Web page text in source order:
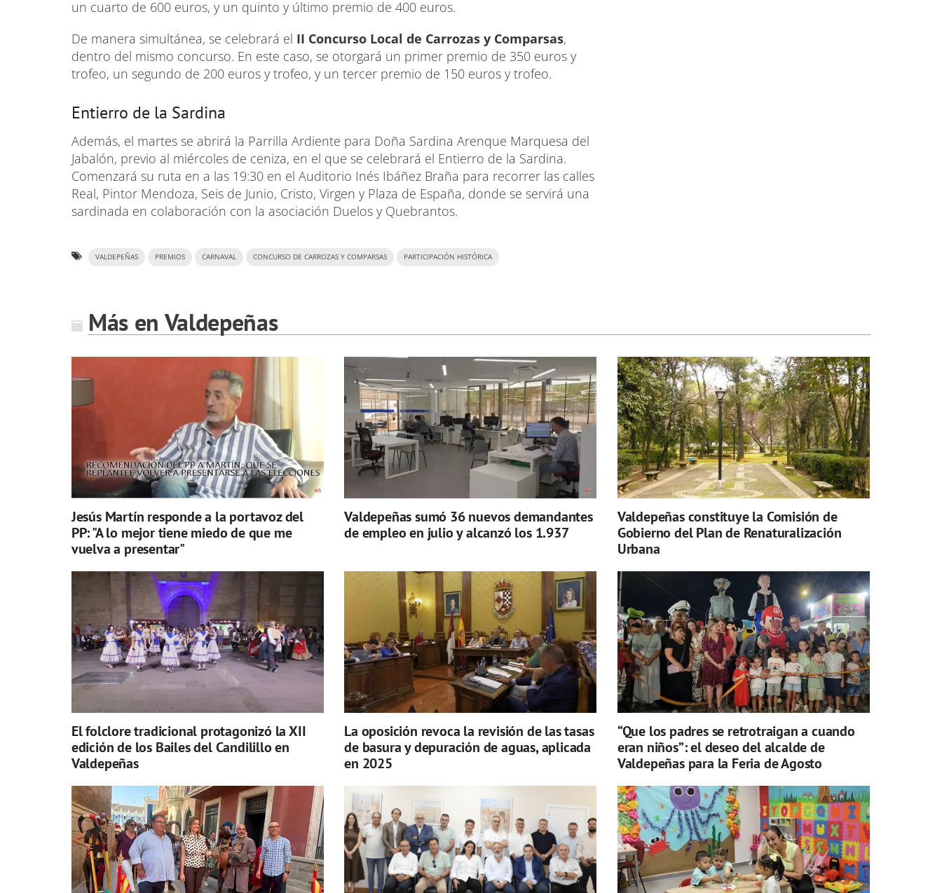
un cuarto de 600 euros, y un quinto y último premio de 400 euros.
De manera simultánea, se celebrará el II Concurso Local de Carrozas y Comparsas,
dentro del mismo concurso. En este caso, se otorgará un primer premio de 350 euros y
trofeo, un segundo de 200 euros y trofeo, y un tercer premio de 150 euros y trofeo.
Entierro de la Sardina
Además, el martes se abrirá la Parrilla Ardiente para Doña Sardina Arenque Marquesa del
Jabalón, previo al miércoles de ceniza, en el que se celebrará el Entierro de la Sardina.
Comenzará su ruta en a las 19:30 en el Auditorio Inés Ibáñez Braña para recorrer las calles
Real, Pintor Mendoza, Seis de Junio, Cristo, Virgen y Plaza de España, donde se servirá una
sardinada en colaboración con la asociación Duelos y Quebrantos.
VALDEPEÑAS PREMIOS CARNAVAL CONCURSO DE CARROZAS Y COMPARSAS PARTICIPACIÓN HISTÓRICA
Más en Valdepeñas
Jesús Martín responde a la portavoz del
PP: "A lo mejor tiene miedo de que me
vuelva a presentar"
Valdepeñas sumó 36 nuevos demandantes
de empleo en julio y alcanzó los 1.937
Valdepeñas constituye la Comisión de
Gobierno del Plan de Renaturalización
Urbana
El folclore tradicional protagonizó la XII
edición de los Bailes del Candilillo en
Valdepeñas
La oposición revoca la revisión de las tasas
de basura y depuración de aguas, aplicada
en 2025
“Que los padres se retrotraigan a cuando
eran niños”: el deseo del alcalde de
Valdepeñas para la Feria de Agosto